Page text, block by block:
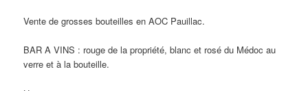
Vente de grosses bouteilles en AOC Pauillac.
BAR A VINS : rouge de la propriété, blanc et rosé du Médoc au
verre et à la bouteille.